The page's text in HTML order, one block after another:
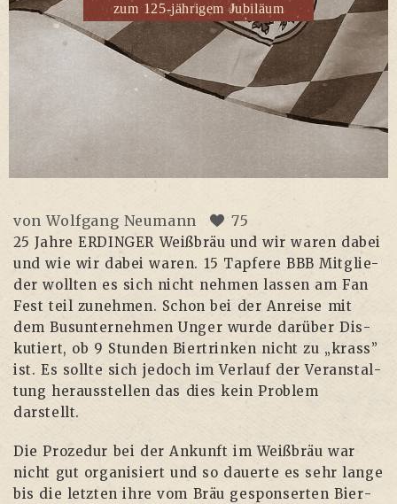
zum 125-jährigem Jubiläum
vonWolfgang Neumann 75
25 Jah­re ERDINGER Weiß­bräu und wir waren dabei
und wie wir dabei waren. 15 Tap­fe­re BBB Mit­glie­
der woll­ten es sich nicht neh­men las­sen am Fan
Fest teil zuneh­men. Schon bei der Anrei­se mit
dem Bus­un­ter­neh­men Unger wur­de dar­über Dis­
ku­tiert, ob 9 Stun­den Bier­trin­ken nicht zu „krass”
ist. Es soll­te sich jedoch im Ver­lauf der Ver­an­stal­
tung her­aus­stel­len das dies kein Pro­blem
darstellt.
Die Pro­ze­dur bei der Ankunft im Weiß­bräu war
nicht gut orga­ni­siert und so dau­er­te es sehr lan­ge
bis die letz­ten ihre vom Bräu gespon­ser­ten Bier­